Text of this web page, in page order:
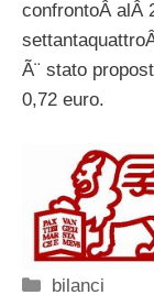
confrontoÂ alÂ
Ã¨ stato
0,72 euro.
Categorie
bilanci